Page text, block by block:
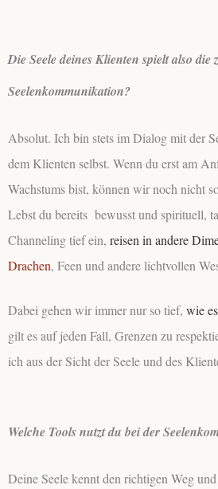
Die Seele deines Klienten spielt also die
Seelenkommunikation?
Absolut. Ich bin stets im Dialog mit der
dem Klienten selbst. Wenn du erst am
Wachstums bist, können wir noch nicht
Lebst du bereits bewusst und spirituell,
Channeling tief ein, reisen in andere
Drachen, Feen und andere lichtvollen
Dabei gehen wir immer nur so tief, wie
gilt es auf jeden Fall, Grenzen zu
ich aus der Sicht der Seele und des
Welche Tools nutzt du bei der
Deine Seele kennt den richtigen Weg